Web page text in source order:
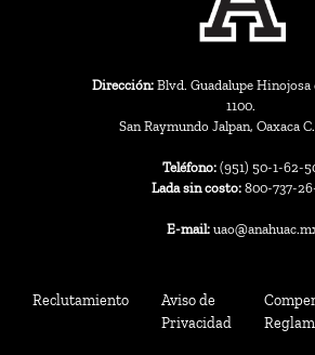
Dirección: Blvd. Guadalupe
1100.
San Raymundo Jalpan, Oaxaca
Teléfono: (951) 50-1-62-
Lada sin costo: 800-737-
E-mail:
Reclutamiento
Aviso de
Privacidad